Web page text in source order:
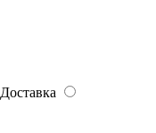
Доставка